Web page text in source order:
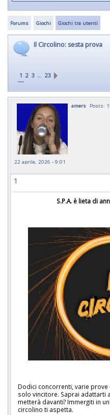
Forums Giochi Giochi tra utenti
Il Circolino: sesta prova
1 2 3 … 23
amers Posts:
22 aprile, 2026 - 9:01
1
S.P.A. è lieta di
Dodici concorrenti, varie
solo vincitore. Saprai adattarti
metterà davanti? Immergiti in
circolino ti aspetta.